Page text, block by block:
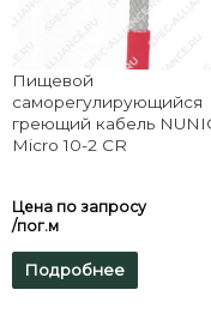
Пищевой
саморегулирующийся
греющий кабель
Micro 10-2 CR
Цена по запросу
/пог.м
Подробнее